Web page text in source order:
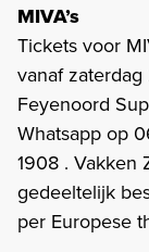
MIVA’s
Tickets voor
vanaf
Feyenoord
Whatsapp op
1908 . Vakken
gedeeltelijk
per Europese